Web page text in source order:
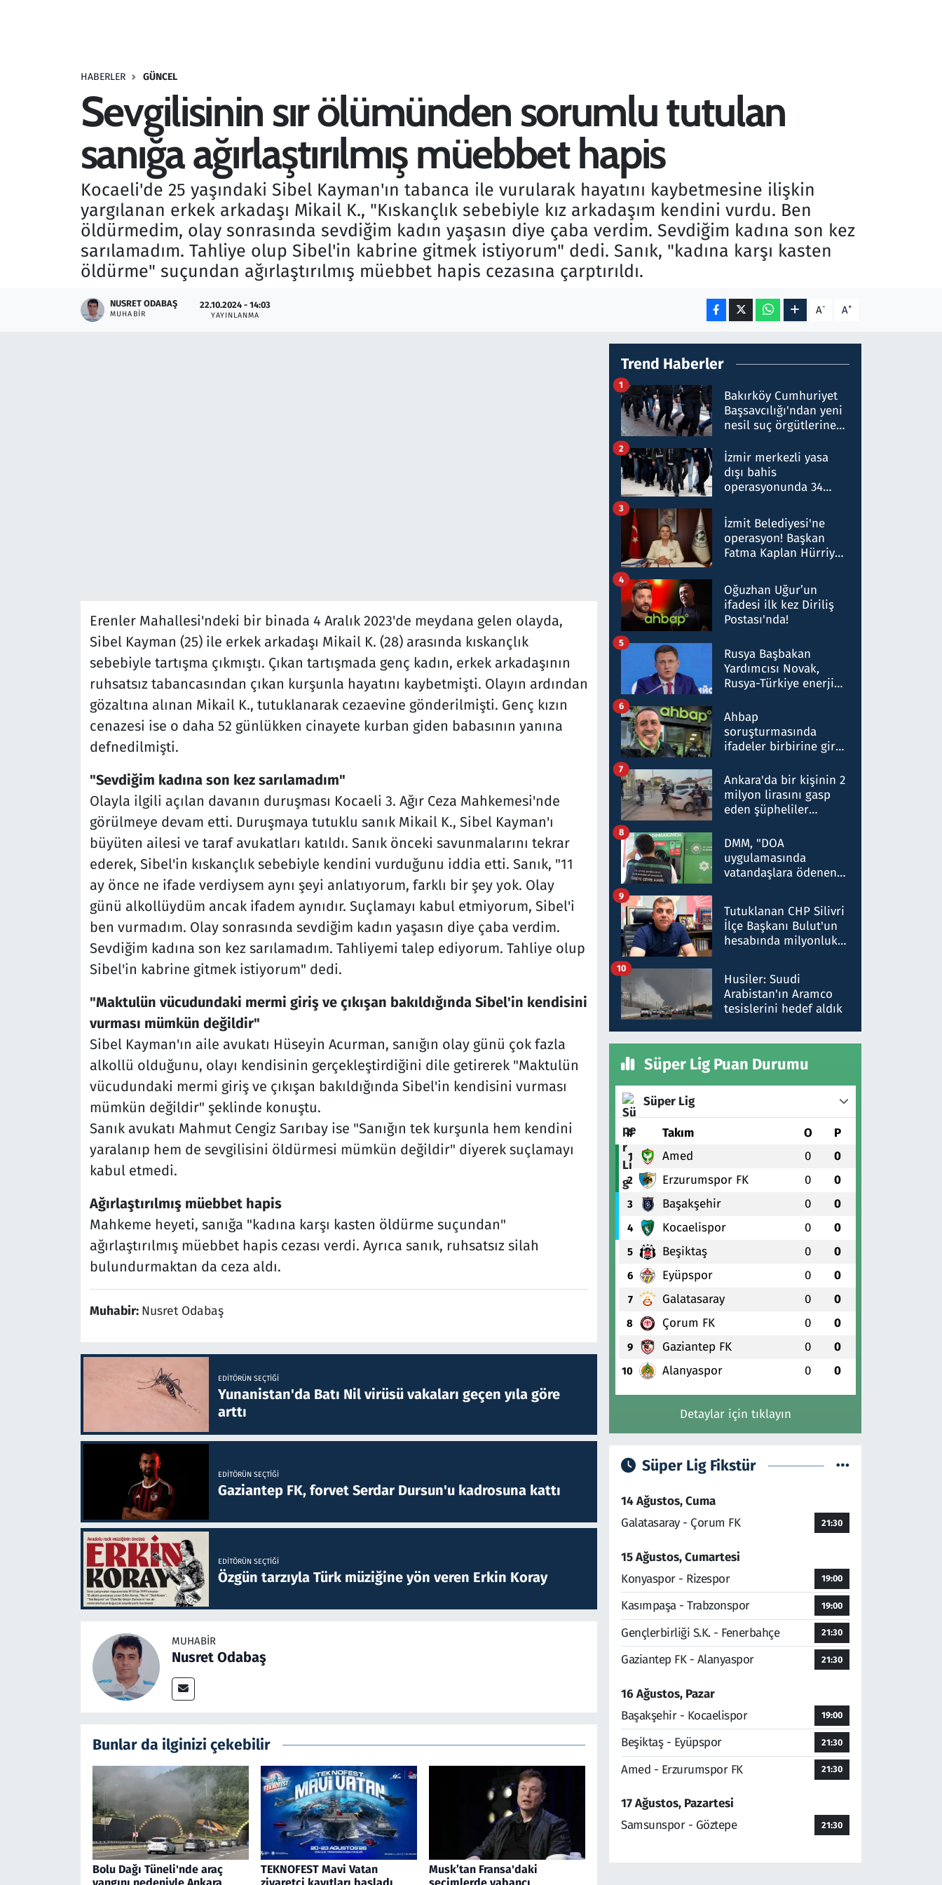
HABERLER GÜNCEL
Sevgilisinin sır ölümünden sorumlu tutulan
sanığa ağırlaştırılmış müebbet hapis
Kocaeli'de 25 yaşındaki Sibel Kayman'ın tabanca ile vurularak hayatını kaybetmesine ilişkin
yargılanan erkek arkadaşı Mikail K., "Kıskançlık sebebiyle kız arkadaşım kendini vurdu. Ben
öldürmedim, olay sonrasında sevdiğim kadın yaşasın diye çaba verdim. Sevdiğim kadına son kez
sarılamadım. Tahliye olup Sibel'in kabrine gitmek istiyorum" dedi. Sanık, "kadına karşı kasten
öldürme" suçundan ağırlaştırılmış müebbet hapis cezasına çarptırıldı.
NUSRET ODABAŞ
MUHABIR
22.10.2024 - 14:03
YAYINLANMA A- A+
Erenler Mahallesi'ndeki bir binada 4 Aralık 2023'de meydana gelen olayda,
Sibel Kayman (25) ile erkek arkadaşı Mikail K. (28) arasında kıskançlık
sebebiyle tartışma çıkmıştı. Çıkan tartışmada genç kadın, erkek arkadaşının
ruhsatsız tabancasından çıkan kurşunla hayatını kaybetmişti. Olayın ardından
gözaltına alınan Mikail K., tutuklanarak cezaevine gönderilmişti. Genç kızın
cenazesi ise o daha 52 günlükken cinayete kurban giden babasının yanına
defnedilmişti.
"Sevdiğim kadına son kez sarılamadım"
Olayla ilgili açılan davanın duruşması Kocaeli 3. Ağır Ceza Mahkemesi'nde
görülmeye devam etti. Duruşmaya tutuklu sanık Mikail K., Sibel Kayman'ı
büyüten ailesi ve taraf avukatları katıldı. Sanık önceki savunmalarını tekrar
ederek, Sibel'in kıskançlık sebebiyle kendini vurduğunu iddia etti. Sanık, "11
ay önce ne ifade verdiysem aynı şeyi anlatıyorum, farklı bir şey yok. Olay
günü alkollüydüm ancak ifadem aynıdır. Suçlamayı kabul etmiyorum, Sibel'i
ben vurmadım. Olay sonrasında sevdiğim kadın yaşasın diye çaba verdim.
Sevdiğim kadına son kez sarılamadım. Tahliyemi talep ediyorum. Tahliye olup
Sibel'in kabrine gitmek istiyorum" dedi.
"Maktulün vücudundaki mermi giriş ve çıkışan bakıldığında Sibel'in kendisini
vurması mümkün değildir"
Sibel Kayman'ın aile avukatı Hüseyin Acurman, sanığın olay günü çok fazla
alkollü olduğunu, olayı kendisinin gerçekleştirdiğini dile getirerek "Maktulün
vücudundaki mermi giriş ve çıkışan bakıldığında Sibel'in kendisini vurması
mümkün değildir" şeklinde konuştu.
Sanık avukatı Mahmut Cengiz Sarıbay ise "Sanığın tek kurşunla hem kendini
yaralanıp hem de sevgilisini öldürmesi mümkün değildir" diyerek suçlamayı
kabul etmedi.
Ağırlaştırılmış müebbet hapis
Mahkeme heyeti, sanığa "kadına karşı kasten öldürme suçundan"
ağırlaştırılmış müebbet hapis cezası verdi. Ayrıca sanık, ruhsatsız silah
bulundurmaktan da ceza aldı.
Muhabir: Nusret Odabaş
EDITÖRÜN SEÇTIĞI
Yunanistan'da Batı Nil virüsü vakaları geçen yıla göre
arttı
EDITÖRÜN SEÇTIĞI
Gaziantep FK, forvet Serdar Dursun'u kadrosuna kattı
EDITÖRÜN SEÇTIĞI
Özgün tarzıyla Türk müziğine yön veren Erkin Koray
MUHABIR
Nusret Odabaş
Bunlar da ilginizi çekebilir
Bolu Dağı Tüneli'nde araç
TEKNOFEST Mavi Vatan
Musk’tan Fransa'daki
Trend Haberler
Bakırköy Cumhuriyet
Başsavcılığı'ndan yeni
nesil suç örgütlerine
hakkında gözaltı kararı
1
İzmir merkezli yasa
dışı bahis
operasyonunda 34
Milyar liralık para
trafiği tespit edildi
2
İzmit Belediyesi'ne
operasyon! Başkan
Fatma Kaplan Hürriyet
3
Oğuzhan Uğur’un
ifadesi ilk kez Diriliş
Postası'nda!
4
Rusya Başbakan
Yardımcısı Novak,
Rusya-Türkiye enerji
nitelikte olduğunu
belirtti
5
Ahbap
soruşturmasında
ifadeler birbirine girdi:
ifadelerinden ortaya
çıkan tablo şok etti
6
Ankara'da bir kişinin 2
milyon lirasını gasp
eden şüpheliler
7
DMM, "DOA
uygulamasında
vatandaşlara ödenen
düşürüldüğü" iddiasını
yalanladı
8
Tutuklanan CHP Silivri
İlçe Başkanı Bulut'un
hesabında milyonluk
talimat verdi, ben
gönderdim
9
Husiler: Suudi
Arabistan'ın Aramco
tesislerini hedef aldık
10
Süper Lig Puan Durumu
Süper Lig
# Takım O P
1 Amed 0 0
2 Erzurumspor FK 0 0
3 Başakşehir 0 0
4 Kocaelispor 0 0
5 Beşiktaş 0 0
6 Eyüpspor 0 0
7 Galatasaray 0 0
8 Çorum FK 0 0
9 Gaziantep FK 0 0
10 Alanyaspor 0 0
Detaylar için tıklayın
Süper Lig Fikstür
14 Ağustos, Cuma
Galatasaray - Çorum FK
21:30
15 Ağustos, Cumartesi
Konyaspor - Rizespor
19:00
Kasımpaşa - Trabzonspor 19:00
Gençlerbirliği S.K. - Fenerbahçe 21:30
Gaziantep FK - Alanyaspor 21:30
16 Ağustos, Pazar
Başakşehir - Kocaelispor
19:00
Beşiktaş - Eyüpspor 21:30
Amed - Erzurumspor FK 21:30
17 Ağustos, Pazartesi
Samsunspor - Göztepe
21:30
Teknoloji ve Bilim